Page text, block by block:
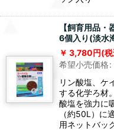
【飼育用品
6個入り(淡水
3,780円(
希望小売価格:
リン酸塩、ケ
する化学ろ材
酸塩を強力に
（約50L）に
用ネットバッ